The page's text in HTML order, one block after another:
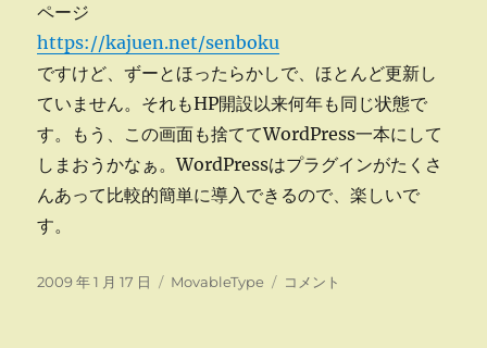
ページ
https://kajuen.net/senboku
ですけど、ずーとほったらかしで、ほとんど更新し
ていません。それもHP開設以来何年も同じ状態で
す。もう、この画面も捨ててWordPress一本にして
しまおうかなぁ。WordPressはプラグインがたくさ
んあって比較的簡単に導入できるので、楽しいで
す。
投
2009 年 1 月 17 日
カ
MovableType
や
コメント